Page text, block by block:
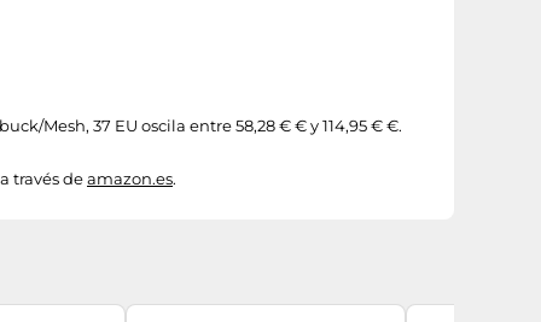
Mesh, 37 EU oscila entre 58,28 € € y 114,95 € €.
través deamazon.es.